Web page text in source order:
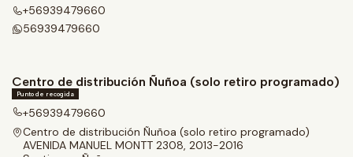
+56939479660
56939479660
Centro de distribución Ñuñoa (solo retiro programado)
Punto de recogida
+56939479660
Centro de distribución Ñuñoa (solo retiro programado)
AVENIDA MANUEL MONTT 2308, 2013-2016